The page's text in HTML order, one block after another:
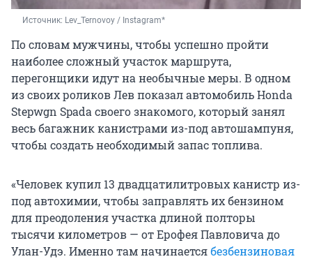
Источник: Lev_Ternovoy / Instagram*
По словам мужчины, чтобы успешно пройти
наиболее сложный участок маршрута,
перегонщики идут на необычные меры. В одном
из своих роликов Лев показал автомобиль Honda
Stepwgn Spada своего знакомого, который занял
весь багажник канистрами из-под автошампуня,
чтобы создать необходимый запас топлива.
«Человек купил 13 двадцатилитровых канистр из-
под автохимии, чтобы заправлять их бензином
для преодоления участка длиной полторы
тысячи километров — от Ерофея Павловича до
Улан-Удэ. Именно там начинаетсябезбензиновая